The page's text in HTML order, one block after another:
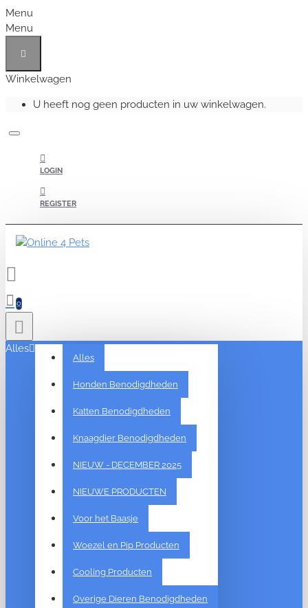
Menu
Menu
Winkelwagen
U heeft nog geen producten in uw winkelwagen.
LOGIN
REGISTER
0
Alles
Alles
Honden Benodigdheden
Katten Benodigdheden
Knaagdier Benodigdheden
NIEUW - DECEMBER 2025
NIEUWE PRODUCTEN
Voor het Baasje
Woezel en Pip Producten
Cooling Producten
Overige Dieren Benodigdheden